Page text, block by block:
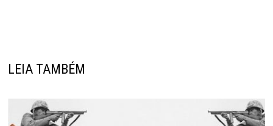
LEIA TAMBÉM